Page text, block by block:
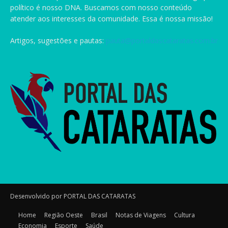
político é nosso DNA. Buscamos com nosso conteúdo
atender aos interesses da comunidade. Essa é nossa missão!
Artigos, sugestões e pautas: pauta@portaldascataratas.com.br
Desenvolvido por PORTAL DAS CATARATAS
Home Região Oeste Brasil Notas de Viagens
Cultura
Economia
Esporte Saúde